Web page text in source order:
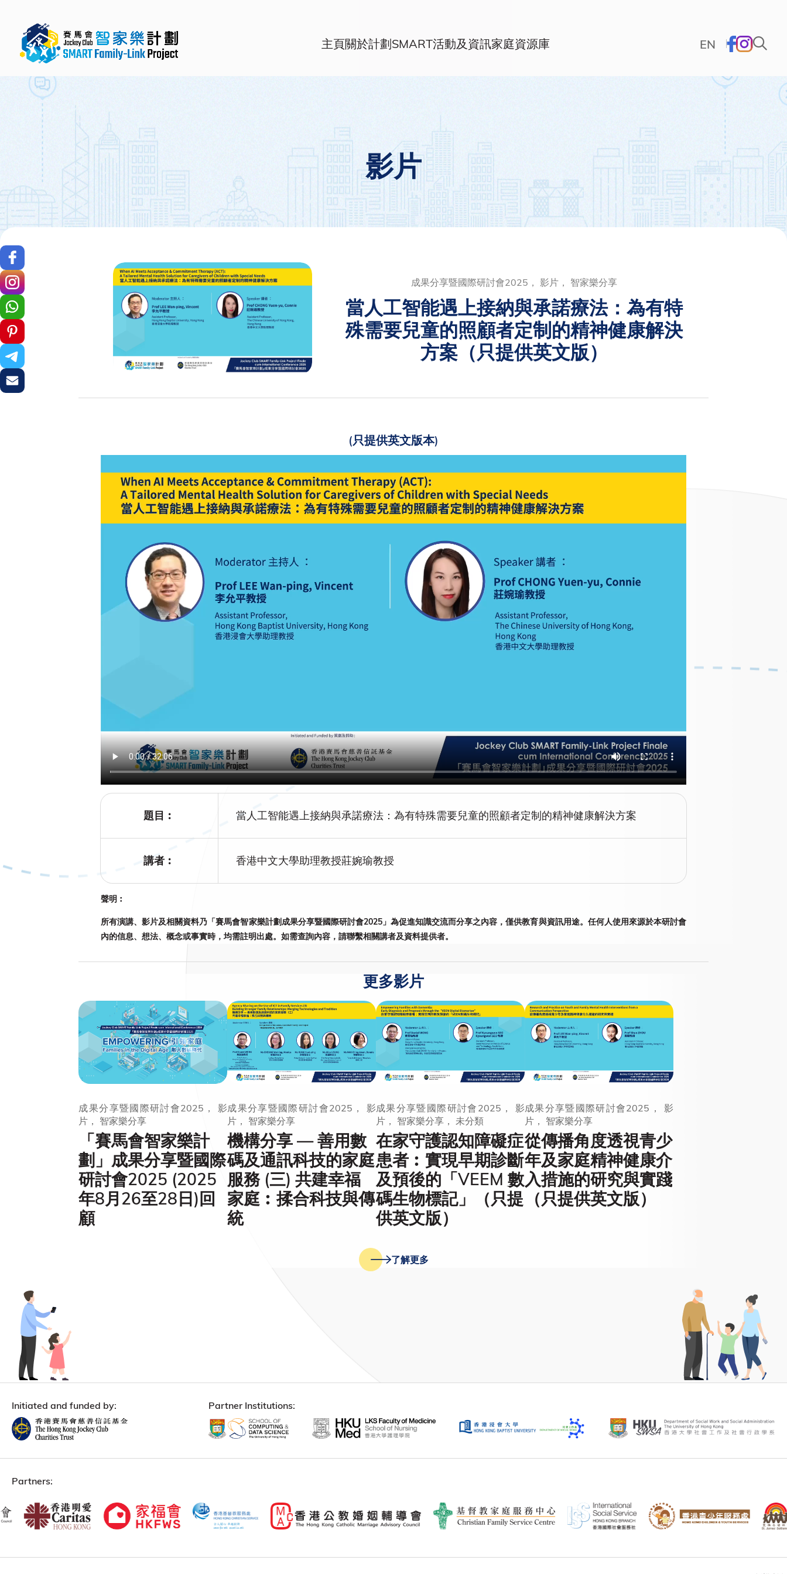
主頁關於計劃SMART活動及資訊家庭資源庫 EN
影片
成果分享暨國際研討會2025， 影片， 智家樂分享
當人工智能遇上接納與承諾療法：為有特
殊需要兒童的照顧者定制的精神健康解決
方案（只提供英文版）
(只提供英文版本)
題目︰ 當人工智能遇上接納與承諾療法：為有特殊需要兒童的照顧者定制的精神健康解決方案
講者︰ 香港中文大學助理教授莊婉瑜教授
聲明︰
所有演講、影片及相關資料乃「賽馬會智家樂計劃成果分享暨國際研討會2025」為促進知識交流而分享之內容，僅供教育與資訊用途。任何人使用來源於本研討會
內的信息、想法、概念或事實時，均需註明出處。如需查詢內容，請聯繫相關講者及資料提供者。
更多影片
「賽馬會智家樂計
劃」成果分享暨國際
研討會2025 (2025
年8月26至28日)回
顧
成果分享暨國際研討會2025， 影
片， 智家樂分享
機構分享 — 善用數
碼及通訊科技的家庭
服務 (三) 共建幸福
家庭︰揉合科技與傳
統
成果分享暨國際研討會2025， 影
片， 智家樂分享
在家守護認知障礙症
患者︰實現早期診斷
及預後的「VEEM 數
碼生物標記」（只提
供英文版）
成果分享暨國際研討會2025， 影
片， 智家樂分享， 未分類
從傳播角度透視青少
年及家庭精神健康介
入措施的研究與實踐
（只提供英文版）
成果分享暨國際研討會2025， 影
片， 智家樂分享
了解更多
Initiated and funded by: Partner Institutions:
Partners: